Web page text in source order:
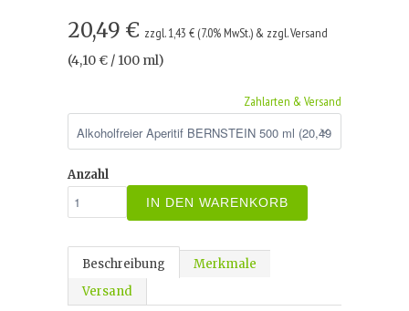
20,49 € zzgl. 1,43 € (7.0% MwSt.) & zzgl. Versand
(4,10 € / 100 ml)
Zahlarten & Versand
Anzahl
IN DEN WARENKORB
Beschreibung
Merkmale
Versand